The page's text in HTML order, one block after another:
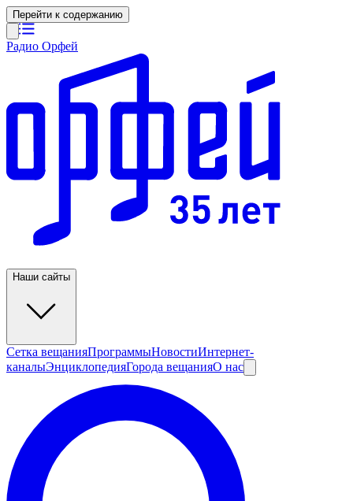
Перейти к содержанию
Радио Орфей
Наши сайты
Сетка вещанияПрограммыНовостиИнтернет-
каналыЭнциклопедияГорода вещанияО нас